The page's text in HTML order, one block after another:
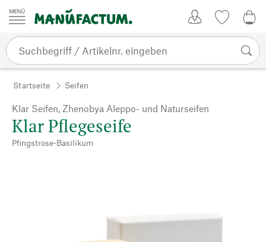
Zum Inhalt springen
Startseite Seifen
Klar Seifen, Zhenobya Aleppo- und Naturseifen
Klar Pflegeseife
Pfingstrose-Basilikum